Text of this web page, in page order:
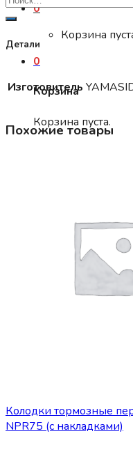
0
Корзина
0
Корзина
Корзина пуста.
Детали
Изготовитель
Похожие товары
Колодки тормозные
NPR75 (с накладками)